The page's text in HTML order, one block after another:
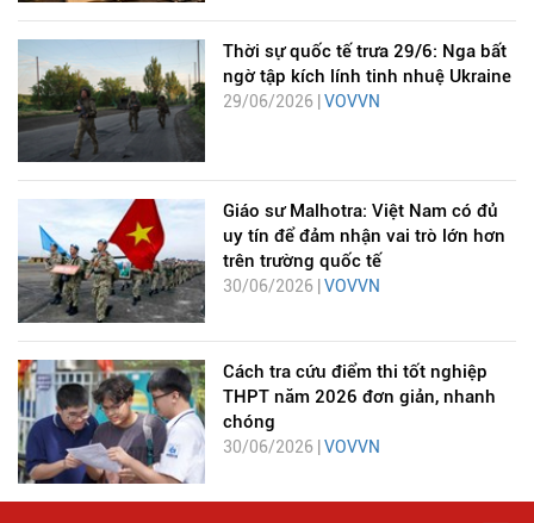
Thời sự quốc tế trưa 29/6: Nga bất
ngờ tập kích lính tinh nhuệ Ukraine
29/06/2026 | VOVVN
Giáo sư Malhotra: Việt Nam có đủ
uy tín để đảm nhận vai trò lớn hơn
trên trường quốc tế
30/06/2026 |VOVVN
Cách tra cứu điểm thi tốt nghiệp
THPT năm 2026 đơn giản, nhanh
chóng
30/06/2026 | VOVVN